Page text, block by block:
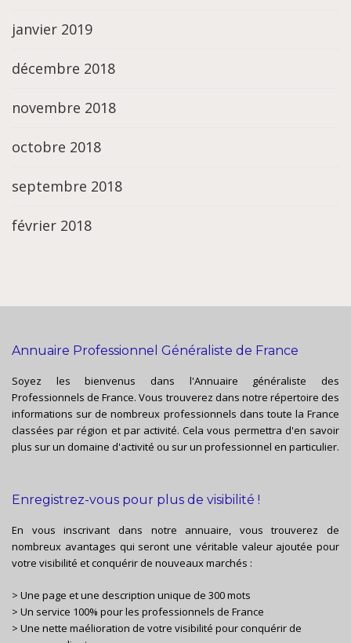
janvier 2019
décembre 2018
novembre 2018
octobre 2018
septembre 2018
février 2018
Annuaire Professionnel Généraliste de France
Soyez les bienvenus dans l'Annuaire généraliste des
Professionnels de France. Vous trouverez dans notre répertoire des
informations sur de nombreux professionnels dans toute la France
classées par région et par activité. Cela vous permettra d'en savoir
plus sur un domaine d'activité ou sur un professionnel en particulier.
Enregistrez-vous pour plus de visibilité !
En vous inscrivant dans notre annuaire, vous trouverez de
nombreux avantages qui seront une véritable valeur ajoutée pour
votre visibilité et conquérir de nouveaux marchés :
> Une page et une description unique de 300 mots
> Un service 100% pour les professionnels de France
> Une nette maélioration de votre visibilité pour conquérir de